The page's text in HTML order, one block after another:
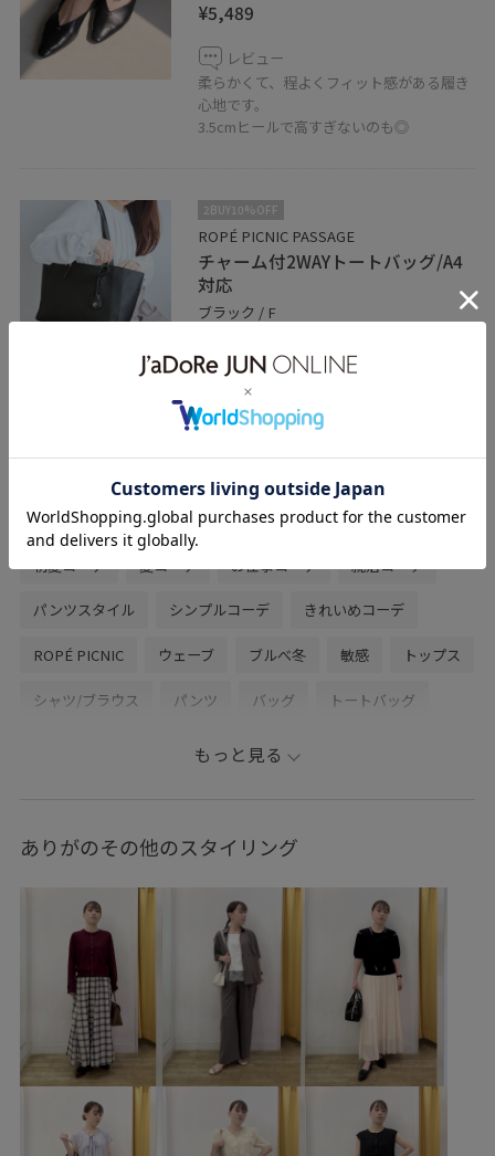
¥5,489
レビュー
柔らかくて、程よくフィット感がある履き
心地です。
3.5cmヒールで高すぎないのも◎
2BUY10%OFF
ROPÉ PICNIC PASSAGE
チャーム付2WAYトートバッグ/A4
対応
ブラック / F
レビュー
柔らかく軽いので持ちやすいバッグです！
キレイめなシーンで使いやすいシンプルデ
ザインも◎
関連タグ
初夏コーデ 夏コーデ お仕事コーデ 就活コーデ
パンツスタイル シンプルコーデ きれいめコーデ
ROPÉ PICNIC ウェーブ ブルべ冬 敏感 トップス
シャツ/ブラウス パンツ バッグ トートバッグ
GDH16290
26SS10 26SS10r 26SS15 26SS20
26SSlightouter_9 26SSRPgoods 26SS_ジョーゼット
26SS_夏のお仕事ブラウス blouse_pickup RP26SS
RP26SSceremony RP26SS_goods Vカット
きれいに見える きれいめ こなれ感 さらりとした
さりげないポイント ちゃんとプラスかわいい保証
インソール オケージョン オフィス
もっと見る
ありがのその他のスタイリング